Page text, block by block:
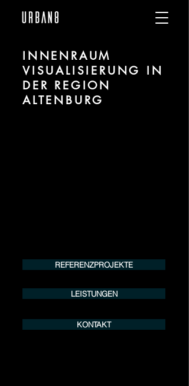
INNENRAUM
VISUALISIERUNG IN
DER REGION
ALTENBURG
REFERENZPROJEKTE
LEISTUNGEN
KONTAKT